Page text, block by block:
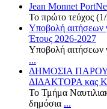
Jean Monnet
Το πρώτο τεύχος
Υποβολή αιτήσεων
Έτους 2026-2027
Υποβολή αιτήσεων
...
ΔΗΜΟΣΙΑ
ΔΙΔΑΚΤΟΡΑ
Το Τμήμα
δημόσια ...